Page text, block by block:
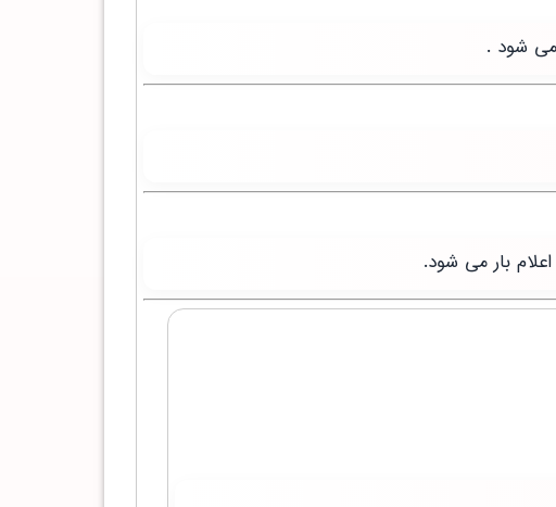
می شود .
بار می شود.